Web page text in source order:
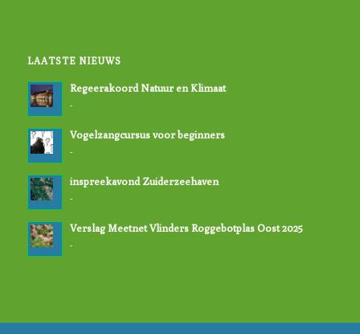
LAATSTE NIEUWS
Regeerakoord Natuur en Klimaat
-
Vogelzangcursus voor beginners
-
inspreekavond Zuiderzeehaven
-
Verslag Meetnet Vlinders Roggebotplas Oost 2025
-